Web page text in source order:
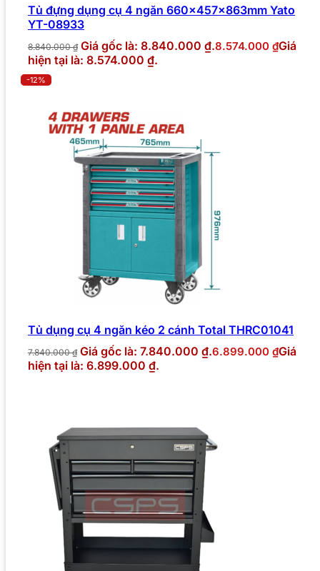
Tủ đựng dụng cụ 4 ngăn 660x457x863mm Yato
YT-08933
8.840.000₫ Giá gốc là: 8.840.000 ₫.8.574.000 ₫Giá
hiện tại là: 8.574.000 ₫.
-12%
Tủ dụng cụ 4 ngăn kéo 2 cánh Total THRC01041
7.840.000₫ Giá gốc là: 7.840.000 ₫.6.899.000 ₫Giá
hiện tại là: 6.899.000 ₫.